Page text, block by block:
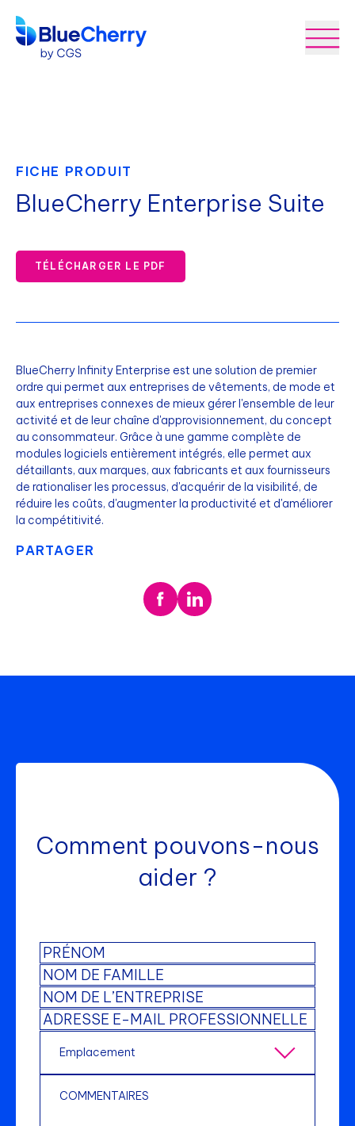
FICHE PRODUIT
BlueCherry Enterprise Suite
TÉLÉCHARGER LE PDF
BlueCherry Infinity Enterprise est une solution de premier
ordre qui permet aux entreprises de vêtements, de mode et
aux entreprises connexes de mieux gérer l'ensemble de leur
activité et de leur chaîne d'approvisionnement, du concept
au consommateur. Grâce à une gamme complète de
modules logiciels entièrement intégrés, elle permet aux
détaillants, aux marques, aux fabricants et aux fournisseurs
de rationaliser les processus, d'acquérir de la visibilité, de
réduire les coûts, d'augmenter la productivité et d'améliorer
la compétitivité.
PARTAGER
Comment pouvons-nous
aider ?